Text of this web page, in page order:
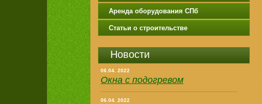
Аренда оборудования СПб
Статьи о строительстве
Новости
06.04. 2022
Окна с подогревом
06.04. 2022